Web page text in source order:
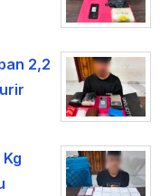
2,2